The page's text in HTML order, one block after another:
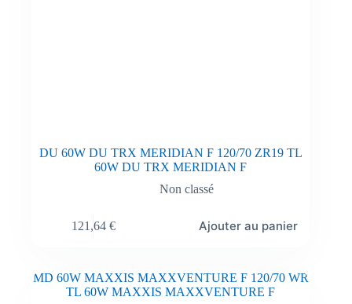
DU 60W DU TRX MERIDIAN F 120/70 ZR19 TL
60W DU TRX MERIDIAN F
Non classé
121,64 € Ajouter au panier